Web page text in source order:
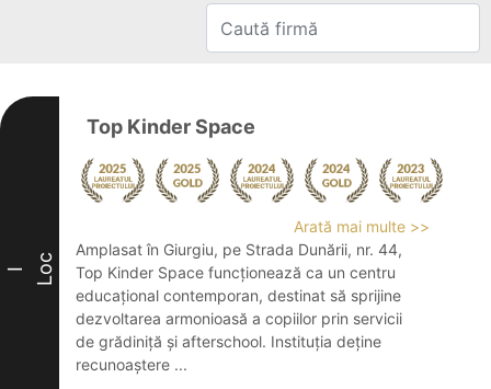
I Loc
Top Kinder Space
Arată mai multe >>
Amplasat în Giurgiu, pe Strada Dunării, nr. 44,
Top Kinder Space funcționează ca un centru
educațional contemporan, destinat să sprijine
dezvoltarea armonioasă a copiilor prin servicii
de grădiniță și afterschool. Instituția deține
recunoaștere ...